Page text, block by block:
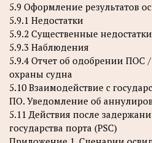
5.9 Оформление результатов
5.9.1 Недостатки
5.9.2 Существенные недостатки
5.9.3 Наблюдения
5.9.4 Отчет об одобрении ПОС
охраны судна
5.10 Взаимодействие с
ПО. Уведомление об
5.11 Действия после
государства порта (PSC)